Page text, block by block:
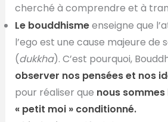
cherché à comprendre et à
Le bouddhismeenseigne que
l’ego est une cause majeure de
(dukkha). C’est pourquoi,
observer nos pensées et nos
pour réaliser que nous
« petit moi » conditionné.